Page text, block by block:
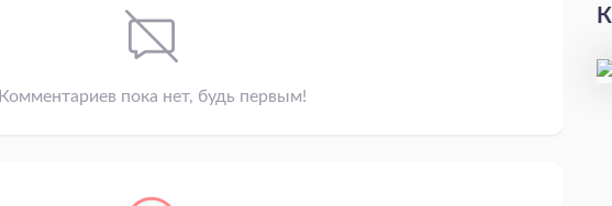
Комментариев пока нет, будь первым!